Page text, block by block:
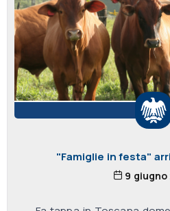
"Famiglie in festa"
9 giugno